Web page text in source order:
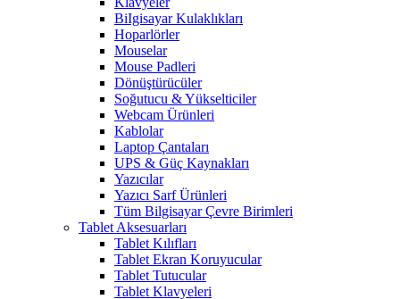
BiIgisayar Kulaklıkları
Hoparlörler
Mouselar
Mouse Padleri
Dönüştürücüler
Soğutucu & Yükselticiler
Webcam Ürünleri
Kablolar
Laptop Çantaları
UPS & Güç Kaynakları
Yazıcılar
Yazıcı Sarf Ürünleri
Tüm Bilgisayar Çevre Birimleri
Tablet Aksesuarları
Tablet Kılıfları
Tablet Ekran Koruyucular
Tablet Tutucular
Tablet Klavyeleri